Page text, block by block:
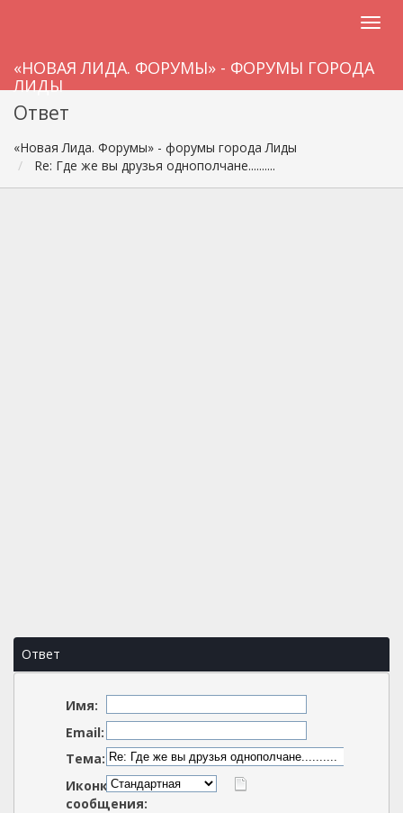
«НОВАЯ ЛИДА. ФОРУМЫ» - ФОРУМЫ ГОРОДА
ЛИДЫ
Ответ
«Новая Лида. Форумы» - форумы города Лиды
Re: Где же вы друзья однополчане..........
Ответ
Имя:
Email:
Тема:
Иконка
сообщения: